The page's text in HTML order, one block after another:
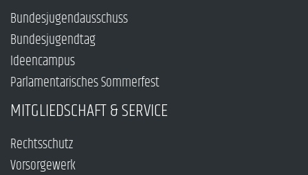
Bundesjugendausschuss
Bundesjugendtag
Ideencampus
Parlamentarisches Sommerfest
MITGLIEDSCHAFT & SERVICE
Rechtsschutz
Vorsorgewerk